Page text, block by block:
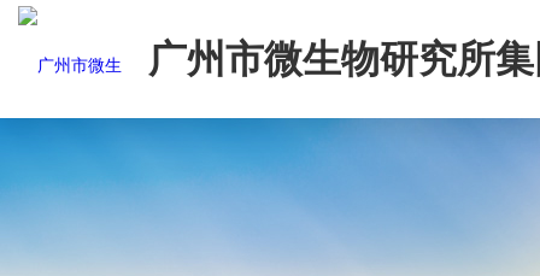
广州市微生物研究所
有限公司